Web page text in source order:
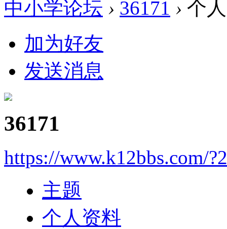
中小学论坛 › 36171 › 个
加为好友
发送消息
36171
https://www.k12bbs.com/?2
主题
个人资料